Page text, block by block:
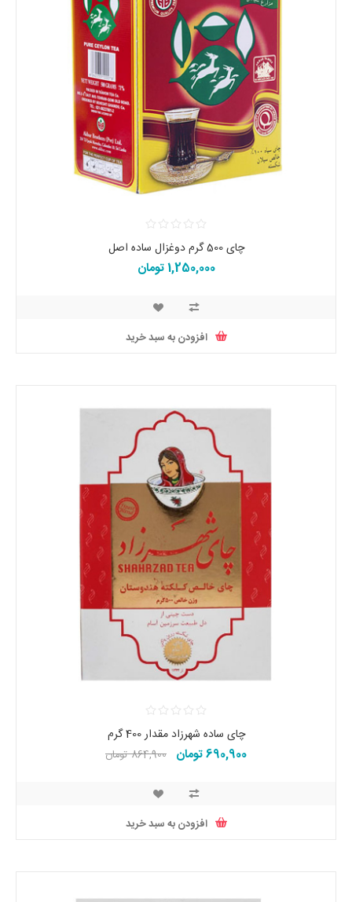
چای 500 گرم دوغزال ساده اصل
1,250,000 تومان
افزودن به سبد خرید
چای ساده شهرزاد مقدار 400 گرم
690,900 تومان 864,900 تومان
افزودن به سبد خرید